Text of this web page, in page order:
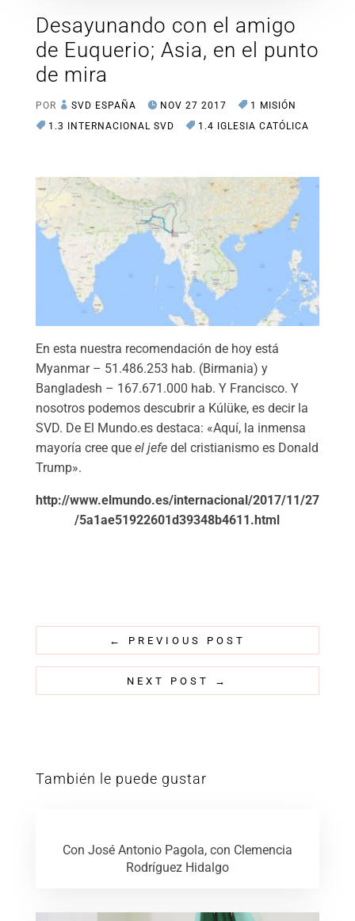
Desayunando con el amigo
de Euquerio; Asia, en el punto
de mira
POR SVD ESPAÑA NOV 27 2017
1 MISIÓN
1.3 INTERNACIONAL SVD
1.4 IGLESIA CATÓLICA
En esta nuestra recomendación de hoy está
Myanmar – 51.486.253 hab. (Birmania) y
Bangladesh – 167.671.000 hab. Y Francisco. Y
nosotros podemos descubrir a Kúlüke, es decir la
SVD. De El Mundo.es destaca: «Aquí, la inmensa
mayoría cree que el jefe del cristianismo es Donald
Trump».
http://www.elmundo.es/internacional/2017/11/27
/5a1ae51922601d39348b4611.html
← PREVIOUS POST
NEXT POST →
También le puede gustar
Con José Antonio Pagola, con Clemencia
Rodríguez Hidalgo